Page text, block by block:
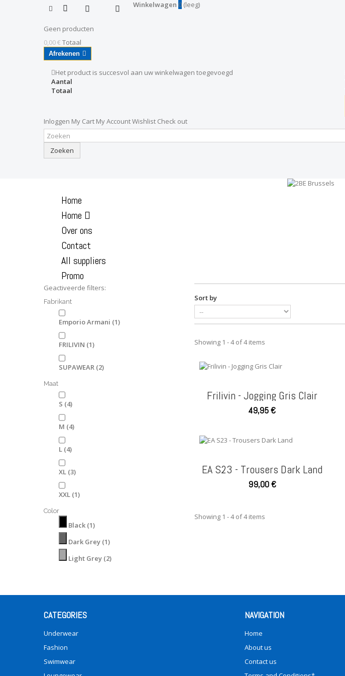
Winkelwagen 0 (leeg)
Geen producten
0,00 € Totaal
Afrekenen
Het product is succesvol aan uw winkelwagen toegevoegd
Aantal
Totaal
Inloggen My Cart My AccountWishlist Check out
Zoeken
Home
Home
Over ons
Contact
All suppliers
Promo
Geactiveerde filters:
Fabrikant
Emporio Armani (1)
FRILIVIN (1)
SUPAWEAR (2)
Maat
S (4)
M (4)
L (4)
XL (3)
XXL (1)
Color
Black (1)
Dark Grey (1)
Light Grey (2)
Sort by
Showing 1 - 4 of 4 items
Frilivin - Jogging Gris Clair
49,95 €
EA S23 - Trousers Dark Land
99,00 €
Showing 1 - 4 of 4 items
CATEGORIES
Underwear
Fashion
Swimwear
NAVIGATION
Home
About us
Contact us